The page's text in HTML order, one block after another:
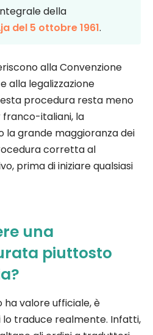
della
del 5 ottobre 1961.
alla Convenzione
alla legalizzazione
procedura resta meno
franco-italiani, la
la grande maggioranza dei
corretta al
prima di iniziare qualsiasi
una
piuttosto
valore ufficiale, è
traduce realmente. Infatti,